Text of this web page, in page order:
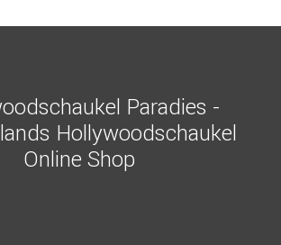
Paradies -
Hollywoodschaukel
Online Shop